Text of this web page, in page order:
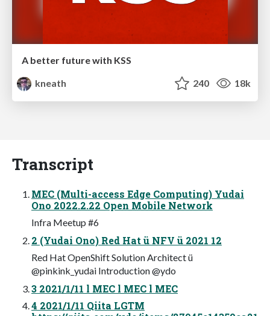
A better future with KSS
kneath
240 18k
Transcript
MEC (Multi-access Edge Computing) Yudai
Ono 2022.2.22 Open Mobile Network
Infra Meetup #6
2 (Yudai Ono) Red Hat ü NFV ü 2021 12
Red Hat OpenShift Solution Architect ü
@pinkink_yudai Introduction @ydo
3 2021/1/11 l MEC l MEC l MEC
4 2021/1/11 Qiita LGTM